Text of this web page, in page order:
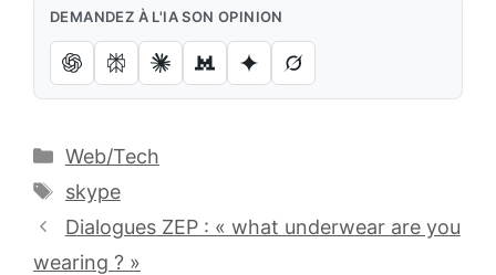
DEMANDEZ À L'IA SON OPINION
Catégories
Web/Tech
Étiquettes
skype
Dialogues ZEP : « what underwear are you
wearing ? »